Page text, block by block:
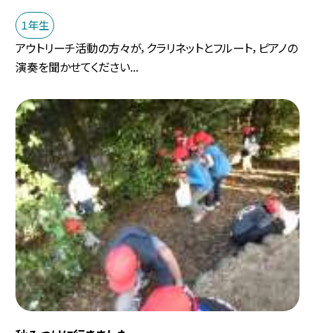
１年生
アウトリーチ活動の方々が，クラリネットとフルート，ピアノの
演奏を聞かせてください...